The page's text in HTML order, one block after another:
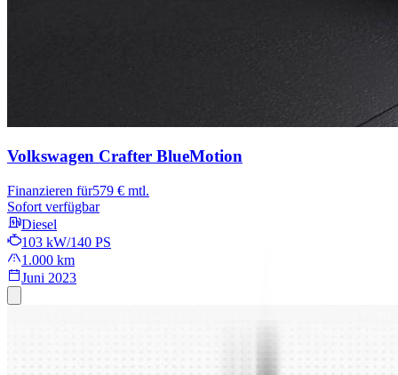
Volkswagen Crafter BlueMotion
Finanzieren für579 € mtl.
Sofort verfügbar
Diesel
103 kW/140 PS
1.000 km
Juni 2023